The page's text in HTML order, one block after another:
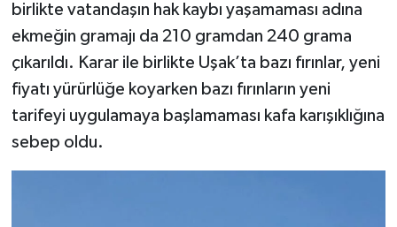
birlikte vatandaşın hak kaybı yaşamaması adına
ekmeğin gramajı da 210 gramdan 240 grama
çıkarıldı. Karar ile birlikte Uşak’ta bazı fırınlar, yeni
fiyatı yürürlüğe koyarken bazı fırınların yeni
tarifeyi uygulamaya başlamaması kafa karışıklığına
sebep oldu.